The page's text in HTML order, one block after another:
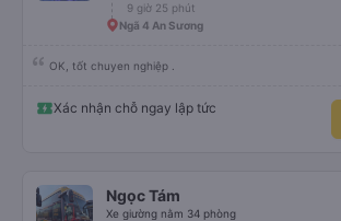
9 giờ 25 phút
Ngã 4 An Sương
OK, tốt chuyen nghiệp .
Xác nhận chỗ ngay lập tức
Ngọc Tám
Xe giường nằm 34 phòng